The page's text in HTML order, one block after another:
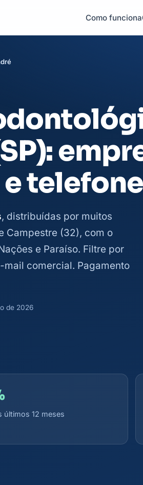
Como funciona
telefone
, distribuídas por muitos
Campestre (32), com o
e Paraíso. Filtre por
mail comercial. Pagamento
de 2026
últimos 12 meses